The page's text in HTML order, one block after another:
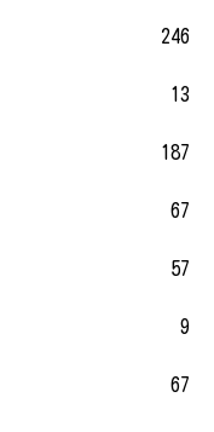
246
13
187
67
57
9
67